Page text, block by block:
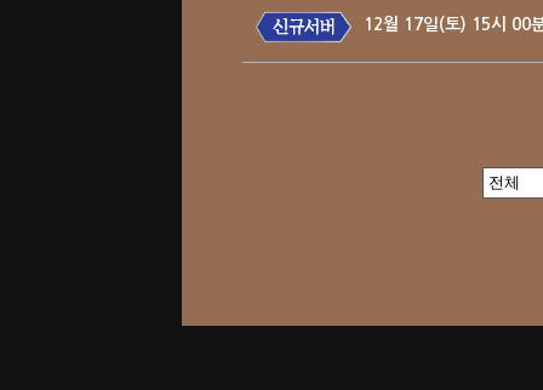
12월 17일(토) 15시 00